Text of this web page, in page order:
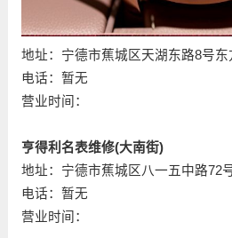
地址：宁德市蕉城区天湖东路8号东
电话：暂无
营业时间：
亨得利名表维修(大南街)
地址：宁德市蕉城区八一五中路72
电话：暂无
营业时间：